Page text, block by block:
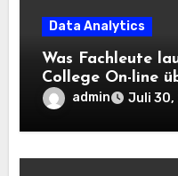
Data Analytics
Was Fachleute
College On-line
und KI wissen
admin Juli 30,